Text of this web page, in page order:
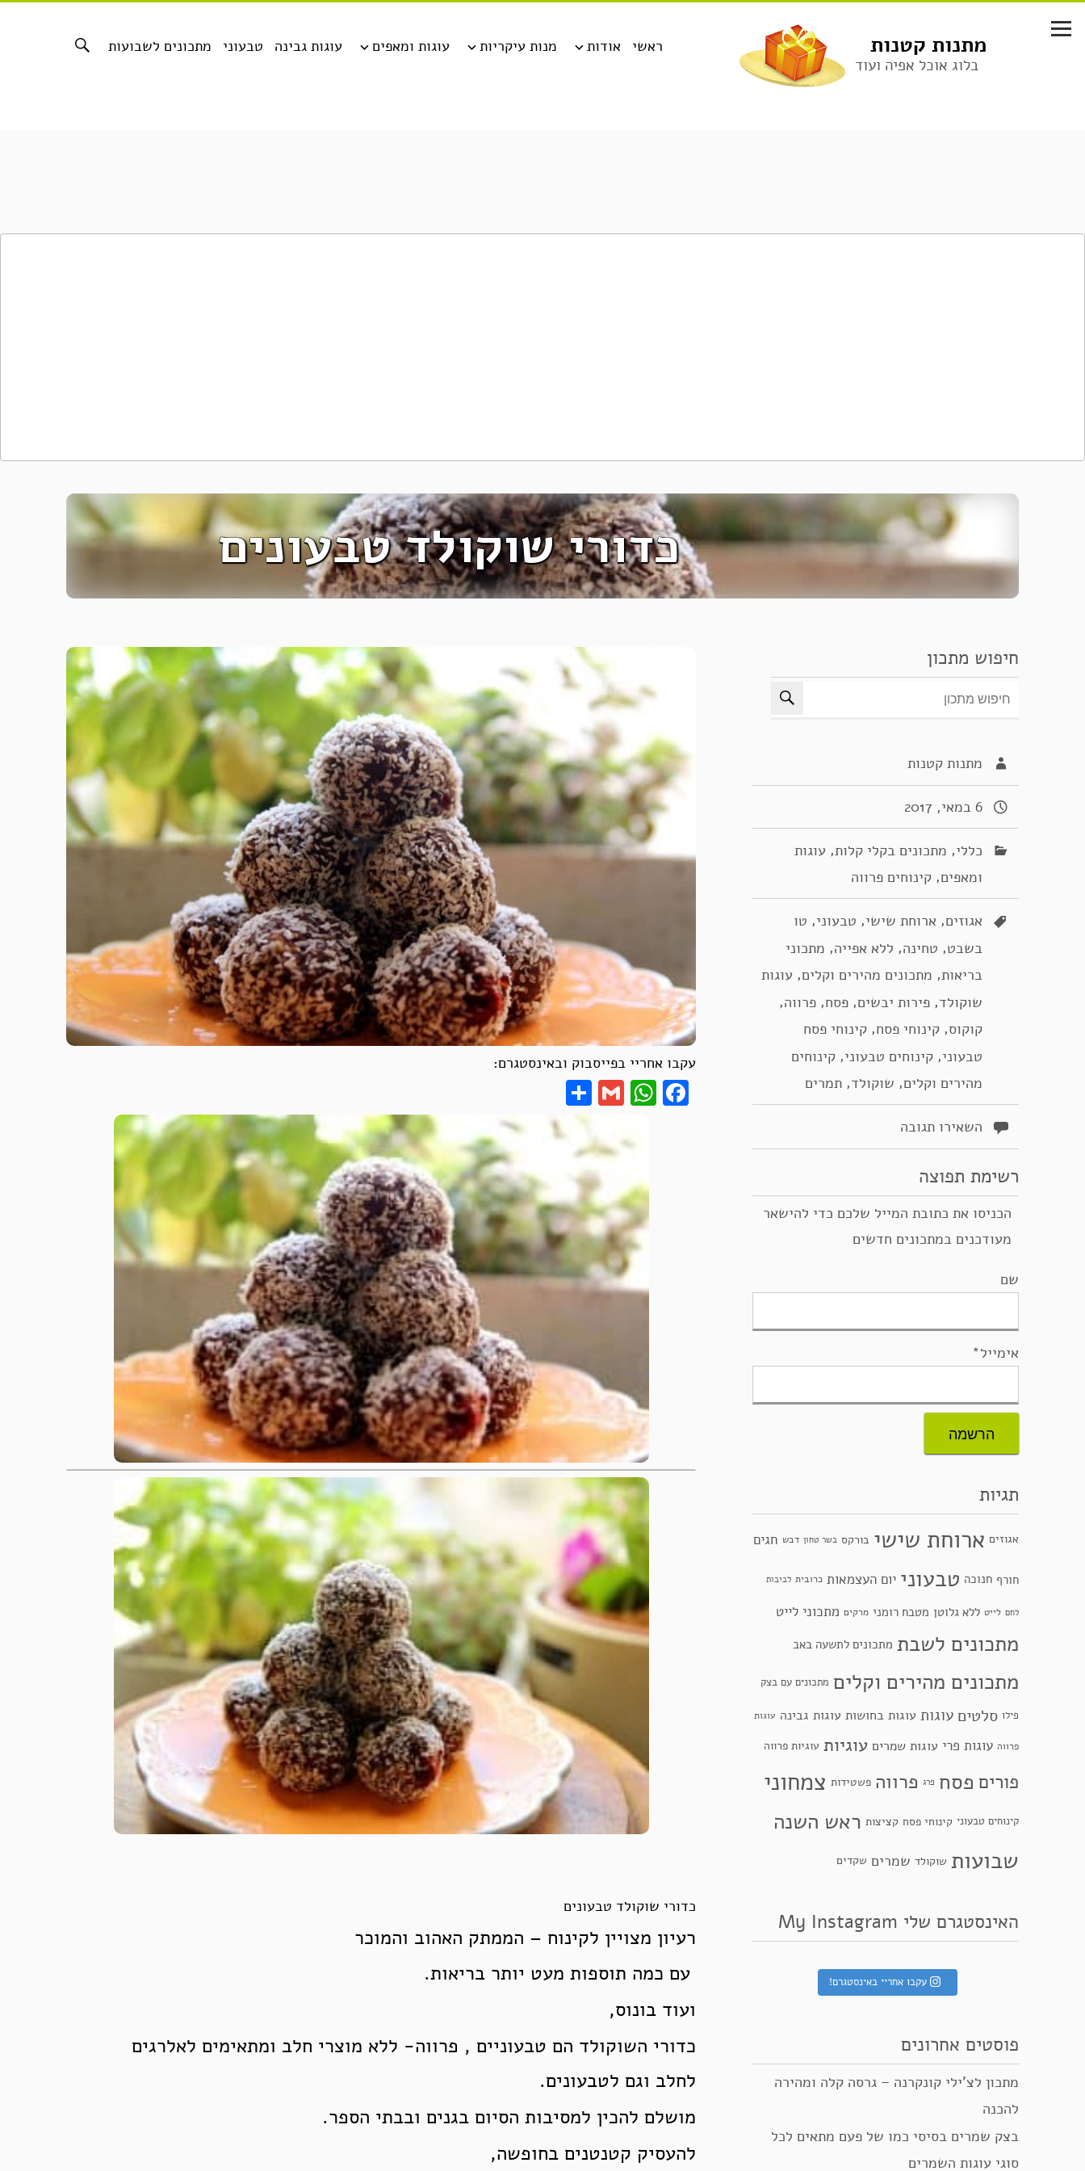
לתוכן
מתנות קטנות
בלוג אוכל אפיה ועוד
מתכונים לשבועות טבעוני עוגות גבינה עוגות ומאפים מנות עיקריות אודות ראשי
כדורי שוקולד טבעונים
עקבו אחריי בפייסבוק ובאינסטגרם:
Facebook
WhatsApp
Gmail
כדורי שוקולד טבעונים
רעיון מצויין לקינוח – הממתק האהוב והמוכר
עם כמה תוספות מעט יותר בריאות.
ועוד בונוס,
כדורי השוקולד הם טבעוניים , פרווה- ללא מוצרי חלב ומתאימים לאלרגים
לחלב וגם לטבעונים.
מושלם להכין למסיבות הסיום בגנים ובבתי הספר.
להעסיק קטנטנים בחופשה,
חיפוש מתכון
מתנות קטנות
6 במאי, 2017
כללי, מתכונים בקלי קלות, עוגות
ומאפים, קינוחים פרווה
אגוזים, ארוחת שישי, טבעוני, טו
בשבט, טחינה, ללא אפייה, מתכוני
בריאות, מתכונים מהירים וקלים, עוגות
שוקולד, פירות יבשים, פסח, פרווה,
קוקוס, קינוחי פסח, קינוחי פסח
טבעוני, קינוחים טבעוני, קינוחים
מהירים וקלים, שוקולד, תמרים
השאירו תגובה
רשימת תפוצה
הכניסו את כתובת המייל שלכם כדי להישאר
מעודכנים במתכונים חדשים
שם
אימייל*
תגיות
אגוזים ארוחת שישי בורקס בשר טחון דבש חגים
חורף חנוכה טבעוני יום העצמאות כרובית לביבות
לחם לייט ללא גלוטן מטבח רומני מרקים מתכוני לייט
מתכונים לשבת מתכונים לתשעה באב
מתכונים מהירים וקלים מתכונים עם בצק
פילו סלטים עוגות עוגות בחושות עוגות גבינה עוגות
פרווה עוגות פרי עוגות שמרים עוגיות עוגיות פרווה
פורים פסח פרג פרווה פשטידות צמחוני
קינוחים טבעוני קינוחי פסח קציצות ראש השנה
שבועות שוקולד שמרים שקדים
האינסטגרם שלי My Instagram
עקבו אחריי באינסטגרם!
פוסטים אחרונים
מתכון לצ’ילי קונקרנה – גרסה קלה ומהירה
להכנה
בצק שמרים בסיסי כמו של פעם מתאים לכל
סוגי עוגות השמרים